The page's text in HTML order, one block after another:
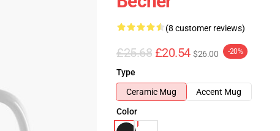
(8 customer reviews)
£25.68 £20.54 $26.00 -20%
Type
Ceramic Mug
Accent Mug
Color